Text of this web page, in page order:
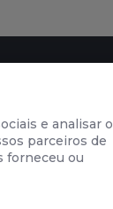
e analisar o
parceiros de
forneceu ou